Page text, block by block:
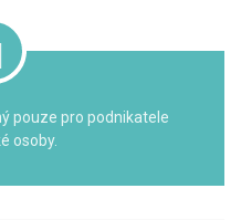
pouze pro podnikatele
osoby.